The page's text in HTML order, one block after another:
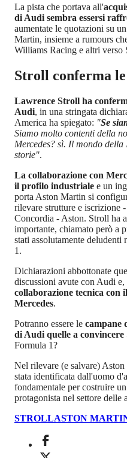
La pista che portava all'
di Audi sembra essersi
aumentate le quotazioni su
Martin, insieme a rumours
Williams Racing e altri verso
Stroll conferma
Lawrence Stroll ha
Audi, in una stringata
America ha spiegato: "Se
Siamo molto contenti della
Mercedes? sì. Il mondo
storie".
La collaborazione con
il profilo industriale e un
porta Aston Martin si
rilevare strutture e iscrizione
Concordia - Aston. Stroll ha
importante, chiamato però a
stati assolutamente
1.
Dichiarazioni abbottonate
discussioni avute con Audi e,
collaborazione tecnica
Mercedes.
Potranno essere le campane
di Audi quelle a convincere
Formula 1?
Nel rilevare (e salvare)
stata identificata dall'uomo
fondamentale per costruire
protagonista nel settore delle
STROLLASTON